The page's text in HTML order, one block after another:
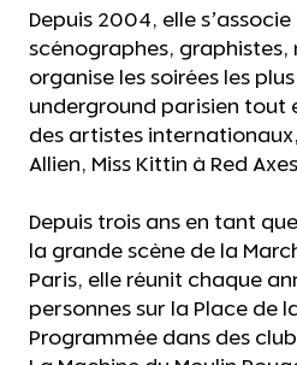
Depuis 2004, elle
scénographes, graphistes,
organise les soirées les
underground parisien tout
des artistes
Allien, Miss Kittin à Red
Depuis trois ans en tant
la grande scène de la
Paris, elle réunit chaque
personnes sur la Place de
Programmée dans des